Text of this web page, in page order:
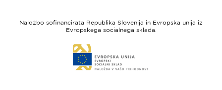
Slovenia
-
regionalni
Naložbo sofinancirata Republika Slovenija in Evropska unija iz
Evropskega socialnega sklada.
do
spletne